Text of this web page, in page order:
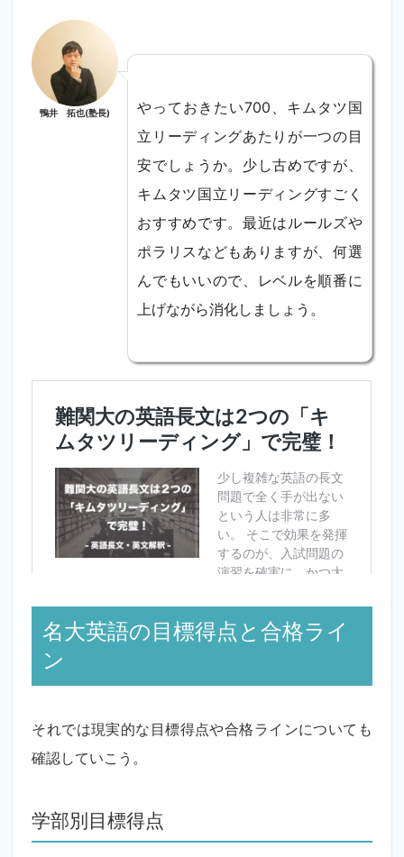
鴨井 拓也(塾長)
やっておきたい700、キムタツ国
立リーディングあたりが一つの目
安でしょうか。少し古めですが、
キムタツ国立リーディングすごく
おすすめです。最近はルールズや
ポラリスなどもありますが、何選
んでもいいので、レベルを順番に
上げながら消化しましょう。
名大英語の目標得点と合格ライ
ン
それでは現実的な目標得点や合格ラインについても
確認していこう。
学部別目標得点